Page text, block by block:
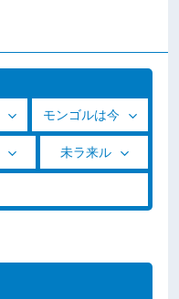
モンゴルは今
未ラ来ル